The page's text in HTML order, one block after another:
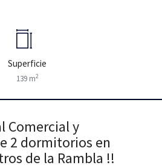
Superficie
139 m2
Comercial y
2 dormitorios en
de la Rambla !!